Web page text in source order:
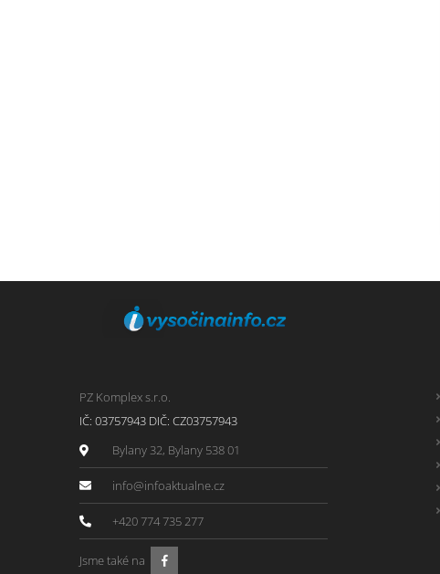
PZ Komplex s.r.o.
IČ: 03757943 DIČ: CZ03757943
Bylany 32, Bylany 538 01
info@infoaktualne.cz
+420 774 735 277
Jsme také na